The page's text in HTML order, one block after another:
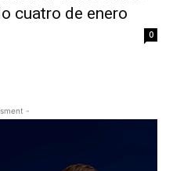
cuatro de enero
0
-